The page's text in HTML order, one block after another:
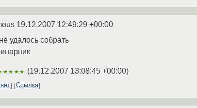
19.12.2007 12:49:29 +00:00
удалось собрать
(19.12.2007 13:08:45 +00:00)
Ссылка